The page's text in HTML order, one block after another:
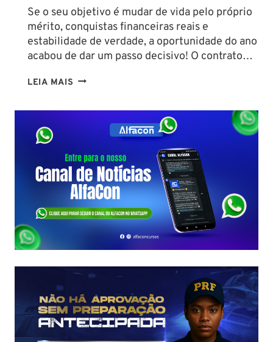
Se o seu objetivo é mudar de vida pelo próprio
mérito, conquistas financeiras reais e
estabilidade de verdade, a oportunidade do ano
acabou de dar um passo decisivo! O contrato…
LEIA MAIS CONCURSO
SC:
CONTRATO
A
FCC
É
ASSINADO
E
EDITAL
SALÁRIOS
A
R$
43